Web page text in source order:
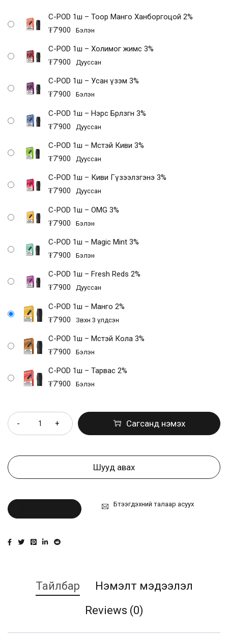
C-POD 1ш – Тоор Манго Ханборгоцой 2%
₮7'900 Бэлэн
C-POD 1ш – Холимог жимс 3%
₮7'900 Дууссан
C-POD 1ш – Усан үзэм 3%
₮7'900 Бэлэн
C-POD 1ш – Нэрс Бөөрөлзгөнө 3%
₮7'900 Дууссан
C-POD 1ш – Мөстэй Киви 3%
₮7'900 Дууссан
C-POD 1ш – Киви Гүзээлзгэнэ 3%
₮7'900 Дууссан
C-POD 1ш – OMG 3%
₮7'900 Бэлэн
C-POD 1ш – Magic Mint 3%
₮7'900 Бэлэн
C-POD 1ш – Fresh Reds 2%
₮7'900 Дууссан
C-POD 1ш – Манго 2%
₮7'900 Зөвхөн 3 үлдсэн
C-POD 1ш – Мөстэй Кола 3%
₮7'900 Бэлэн
C-POD 1ш – Тарвас 2%
₮7'900 Бэлэн
Сагсанд нэмэх
Шууд авах
Бүтээгдэхүүний талаар асуух
Тайлбар
Нэмэлт мэдээлэл
Reviews (0)